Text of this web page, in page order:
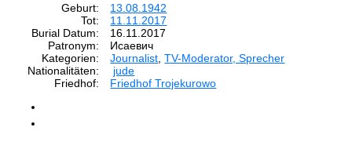
Geburt:
13.08.1942
Tot:
11.11.2017
Burial Datum:
16.11.2017
Patronym:
Исаевич
Kategorien:
Journalist ,TV-Moderator, Sprecher
Nationalitäten:
jude
Friedhof:
Friedhof Trojekurowo